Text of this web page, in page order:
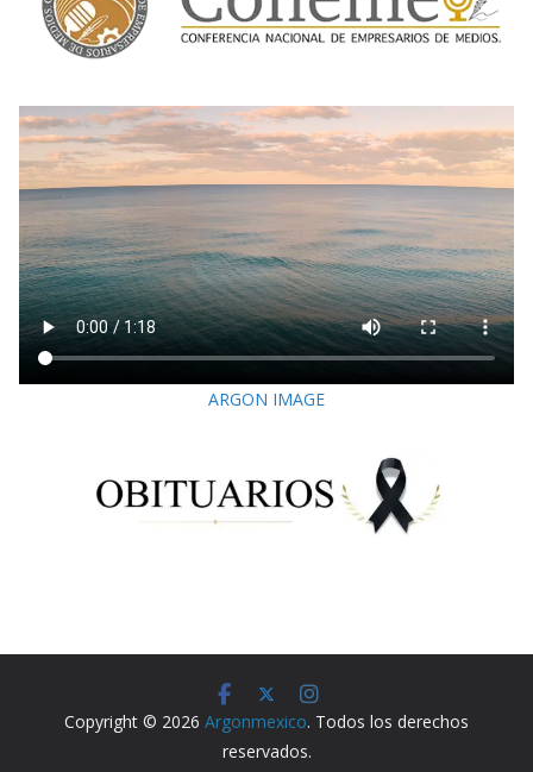
ARGON IMAGE
Copyright © 2026 Argonmexico. Todos los derechos
reservados.